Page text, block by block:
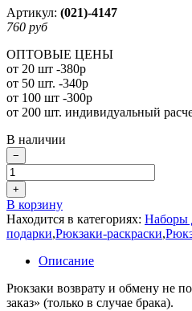
Артикул: (021)-4147
760 руб
ОПТОВЫЕ ЦЕНЫ
от 20 шт -380р
от 50 шт. -340р
от 100 шт -300р
от 200 шт. индивидуальный
В наличии
−
+
В корзину
Находится в категориях: Наборы
подарки,Рюкзаки-раскраски,
Описание
Рюкзаки возврату и обмену не
заказ» (только в случае брака).